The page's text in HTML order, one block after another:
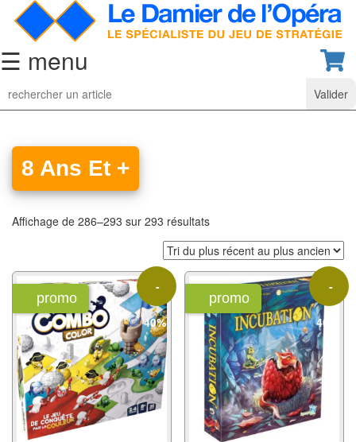
☰ menu
Jeu
d’Echecs
collection
classiques
Pièces
d’échecs
classiques
Coffrets
Echiquiers
et
de
voyage
8 Ans Et +
Affichage de 286–293 sur 293 résultats
-
40%
promo
-
40%
promo